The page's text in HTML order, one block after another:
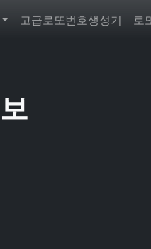
고급로또번호생성기 로